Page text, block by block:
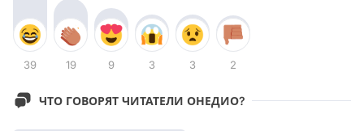
39 19 9 3 3 2
ЧТО ГОВОРЯТ ЧИТАТЕЛИ ОНЕДИО?